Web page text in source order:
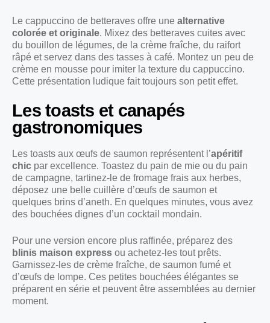
Le cappuccino de betteraves offre une alternative
colorée et originale. Mixez des betteraves cuites avec
du bouillon de légumes, de la crème fraîche, du raifort
râpé et servez dans des tasses à café. Montez un peu de
crème en mousse pour imiter la texture du cappuccino.
Cette présentation ludique fait toujours son petit effet.
Les toasts et canapés
gastronomiques
Les toasts aux œufs de saumon représentent l’apéritif
chic par excellence. Toastez du pain de mie ou du pain
de campagne, tartinez-le de fromage frais aux herbes,
déposez une belle cuillère d’œufs de saumon et
quelques brins d’aneth. En quelques minutes, vous avez
des bouchées dignes d’un cocktail mondain.
Pour une version encore plus raffinée, préparez des
blinis maison express ou achetez-les tout prêts.
Garnissez-les de crème fraîche, de saumon fumé et
d’œufs de lompe. Ces petites bouchées élégantes se
préparent en série et peuvent être assemblées au dernier
moment.